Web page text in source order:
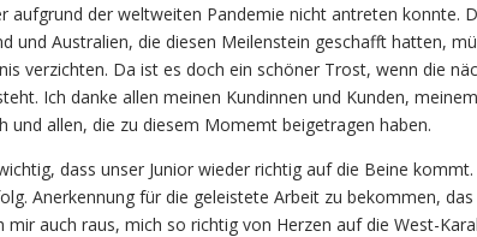
aufgrund der weltweiten Pandemie nicht antreten konnte.
und Australien, die diesen Meilenstein geschafft hatten,
verzichten. Da ist es doch ein schöner Trost, wenn die
Ich danke allen meinen Kundinnen und Kunden,
und allen, die zu diesem Momemt beigetragen haben.
dass unser Junior wieder richtig auf die Beine
Anerkennung für die geleistete Arbeit zu bekommen,
mir auch raus, mich so richtig von Herzen auf die West-